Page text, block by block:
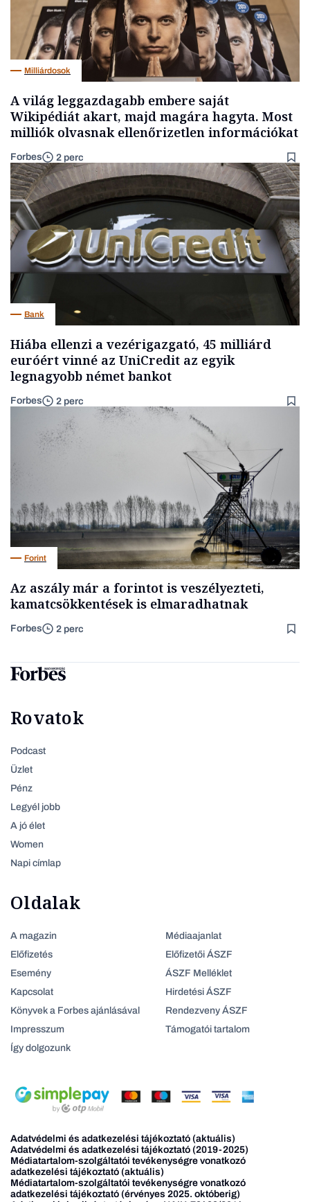
Milliárdosok
A világ leggazdagabb embere saját
Wikipédiát akart, majd magára hagyta. Most
milliók olvasnak ellenőrizetlen információkat
Forbes 2 perc
Bank
Hiába ellenzi a vezérigazgató, 45 milliárd
euróért vinné az UniCredit az egyik
legnagyobb német bankot
Forbes 2 perc
Forint
Az aszály már a forintot is veszélyezteti,
kamatcsökkentések is elmaradhatnak
Forbes 2 perc
Rovatok
Podcast
Üzlet
Pénz
Legyél jobb
A jó élet
Women
Napi címlap
Oldalak
A magazin
Előfizetés
Esemény
Kapcsolat
Könyvek a Forbes ajánlásával
Impresszum
Így dolgozunk
Médiaajanlat
Előfizetői ÁSZF
ÁSZF Melléklet
Hirdetési ÁSZF
Rendezveny ÁSZF
Támogatói tartalom
Adatvédelmi és adatkezelési tájékoztató (aktuális)
Adatvédelmi és adatkezelési tájékoztató (2019-2025)
Médiatartalom-szolgáltatói tevékenységre vonatkozó
adatkezelési tájékoztató (aktuális)
Médiatartalom-szolgáltatói tevékenységre vonatkozó
adatkezelési tájékoztató (érvényes 2025. októberig)